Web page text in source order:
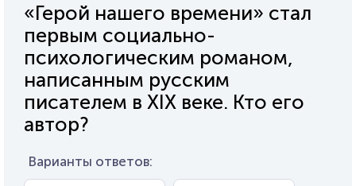
«Герой нашего времени» стал
первым социально-
психологическим романом,
написанным русским
писателем в XIX веке. Кто его
автор?
Варианты ответов: